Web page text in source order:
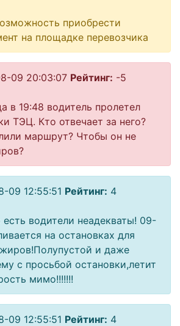
приобрести
на площадке перевозчика
09 20:03:07 Рейтинг: -5
в 19:48 водитель пролетел
ТЭЦ. Кто отвечает за него?
маршрут? Чтобы он не
09 12:55:51 Рейтинг: 4
водители неадекваты! 09-
на остановках для
и даже
с просьбой остановки,летит
мимо!!!!!!!
09 12:55:51 Рейтинг: 4